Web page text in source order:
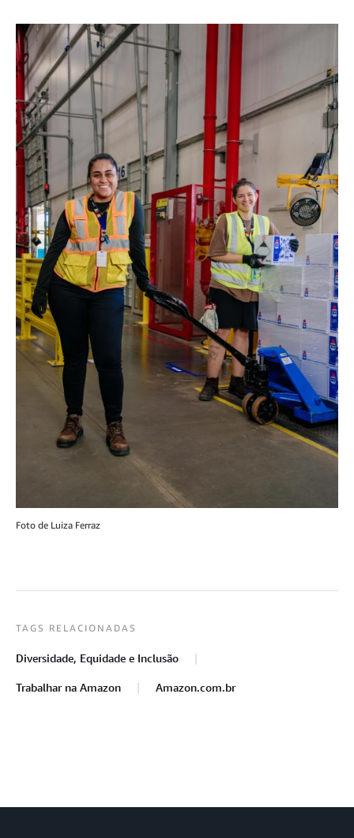
Foto de Luiza Ferraz
TAGS RELACIONADAS
Diversidade, Equidade e Inclusão
Trabalhar na Amazon Amazon.com.br